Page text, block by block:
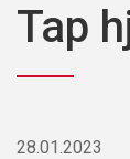
Tap
28.01.2023